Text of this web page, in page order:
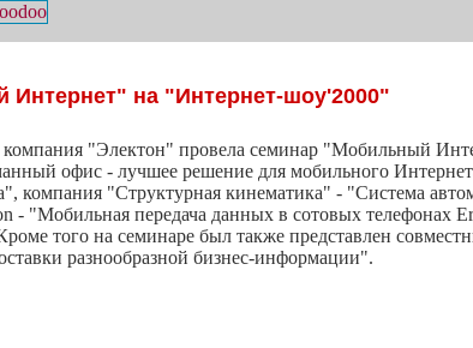
на "Интернет-шоу'2000"
"Электон" провела семинар "Мобильный
офис - лучшее решение для мобильного
"Структурная кинематика" - "Система
"Мобильная передача данных в сотовых телефонах
того на семинаре был также представлен
разнообразной бизнес-информации".